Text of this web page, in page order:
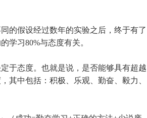
假设经过数年的实验之后，终于有了
学习80%与态度有关。
态度。也就是说，是否能够具有超越
其中包括：积极、乐观、勤奋、毅力、